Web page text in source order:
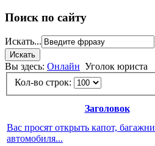
Поиск по сайту
Искать...
Вы здесь: Онлайн Уголок юриста
Кол-во строк:
Заголовок
Вас просят открыть капот,
автомобиля...